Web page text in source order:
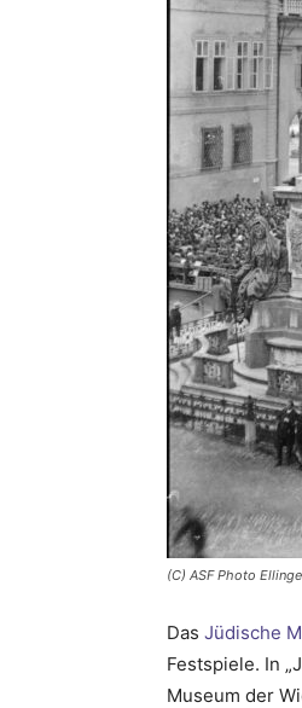
(C) ASF Photo
Das Jüdische
Festspiele. In
Museum der